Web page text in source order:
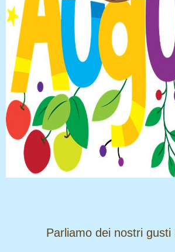
​​​​​​​Parliamo dei nostri gusti